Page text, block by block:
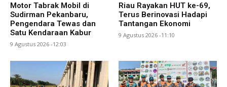
Motor Tabrak Mobil di
Sudirman Pekanbaru,
Pengendara Tewas dan
Satu Kendaraan Kabur
9 Agustus 2026 -12:03
Riau Rayakan HUT ke-69,
Terus Berinovasi Hadapi
Tantangan Ekonomi
9 Agustus 2026 -11:10